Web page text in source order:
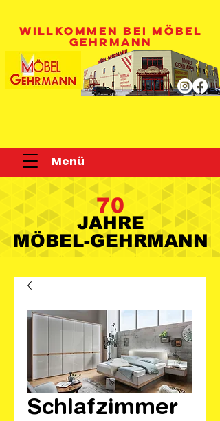
Menü
WILLKOMMEN BEI MÖBEL
GEHRMANN
70
JAHRE
MÖBEL-GEHRMANN
JAHRE
MÖBEL-GEHRMANN
Schlafzimmer